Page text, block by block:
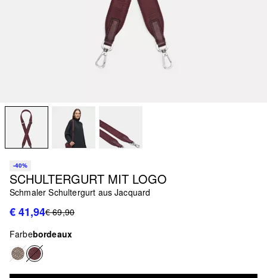
-40%
SCHULTERGURT MIT LOGO
Schmaler Schultergurt aus Jacquard
€ 41,94€ 69,90
Farbebordeaux